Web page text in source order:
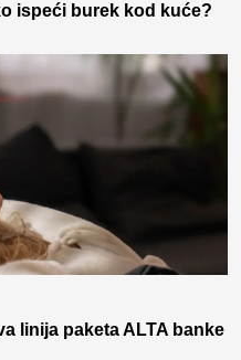
ispeći burek kod kuće?
linija paketa ALTA banke